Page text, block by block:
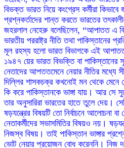
বিভক্ত ভারত নিয়ে কংগ্রেস কর্মীরা
প্রশ্নকর্তাদের শান্ত করতে ভারতের
জহরলাল নেহেরু বলেছিলেন, “আপাতত এ
ভারতীয় পররাষ্ট্র নীতি তথা
মূল রহস্য হলো ভারত বিভাগকে এই আপাতত
১৯৪৭ য়ের ভারত বিভক্তি বা পাকিস্তানের
নেতাদের আপততমেনে নেয়ার নীতির মধ্যে
দিল্লির শাসকচক্র কখনোই মন থেকে মেনে
কি করে পাকিস্তানকে ভাঙ্গা যায়। আর সে
তার অনুসারিরা ভারতের হাতে তুলে দেয়।
ষড়যন্ত্রের বিষয়টি তো নির্বাচনে আলোচনা
নেতাকর্মীদের সভাসমিতির বিষয়ও নয়।
নিজস্ব বিষয়। তাই পাকিস্তান ভাঙ্গার
ভোট নেয়ার প্রয়োজন বোধ করেননি। নিজ